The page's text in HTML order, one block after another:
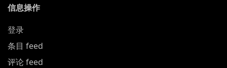
信息操作
登录
条目 feed
评论 feed